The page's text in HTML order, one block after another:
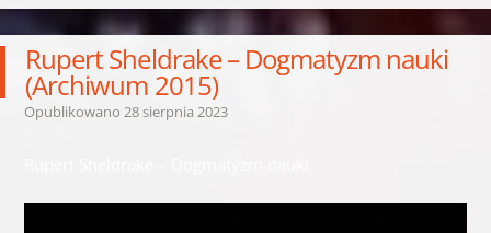
Rupert Sheldrake – Dogmatyzm nauki
(Archiwum 2015)
Opublikowano 28 sierpnia 2023